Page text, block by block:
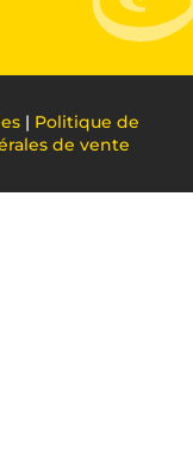
| Politique de
de vente